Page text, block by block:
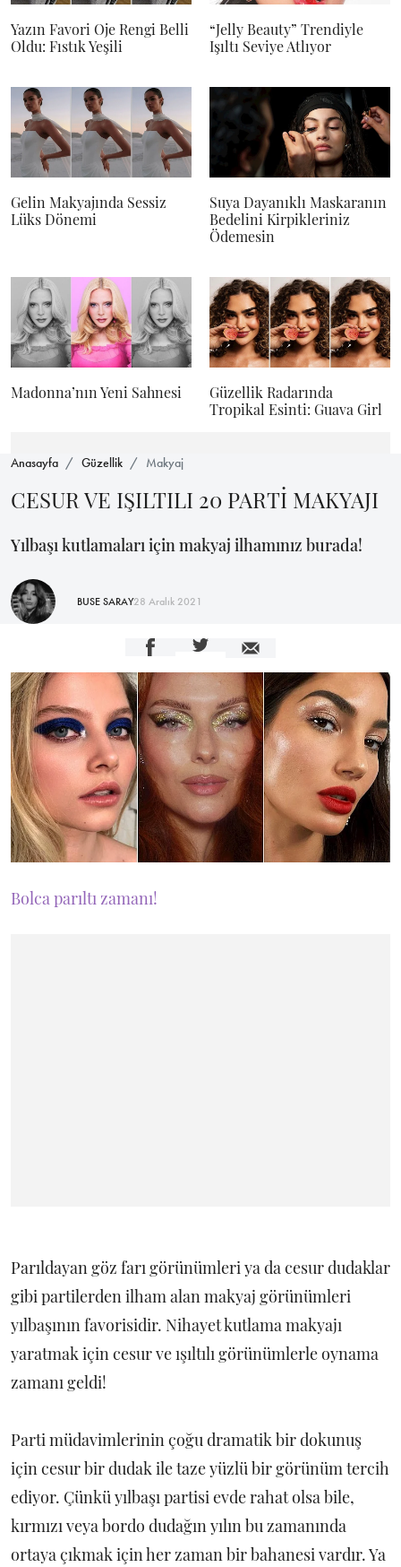
Yazın Favori Oje Rengi Belli
Oldu: Fıstık Yeşili
“Jelly Beauty” Trendiyle
Işıltı Seviye Atlıyor
Gelin Makyajında Sessiz
Lüks Dönemi
Suya Dayanıklı Maskaranın
Bedelini Kirpikleriniz
Ödemesin
Madonna’nın Yeni Sahnesi
Güzellik Radarında
Tropikal Esinti: Guava Girl
Anasayfa Güzellik Makyaj
CESUR VE IŞILTILI 20 PARTİ MAKYAJI
Yılbaşı kutlamaları için makyaj ilhamınız burada!
BUSE SARAY28 Aralık 2021
Bolca parıltı zamanı!
Parıldayan göz farı görünümleri ya da cesur dudaklar
gibi partilerden ilham alan makyaj görünümleri
yılbaşının favorisidir. Nihayet kutlama makyajı
yaratmak için cesur ve ışıltılı görünümlerle oynama
zamanı geldi!
Parti müdavimlerinin çoğu dramatik bir dokunuş
için cesur bir dudak ile taze yüzlü bir görünüm tercih
ediyor. Çünkü yılbaşı partisi evde rahat olsa bile,
kırmızı veya bordo dudağın yılın bu zamanında
ortaya çıkmak için her zaman bir bahanesi vardır. Ya